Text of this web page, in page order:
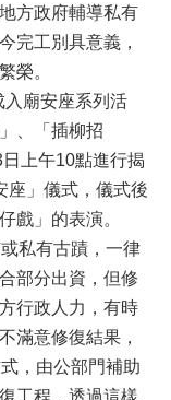
方政府輔導私有
完工別具意義，
榮。
廟安座系列活
、「插柳招
上午10點進行揭
座」儀式，儀式後
戲」的表演。
私有古蹟，一律
部分出資，但修
行政人力，有時
滿意修復結果，
，由公部門補助
工程，透過這樣